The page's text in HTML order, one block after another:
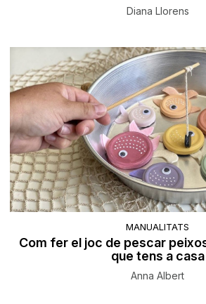
Diana Llorens
MANUALITATS
Com fer el joc de pescar
que tens a casa
Anna Albert